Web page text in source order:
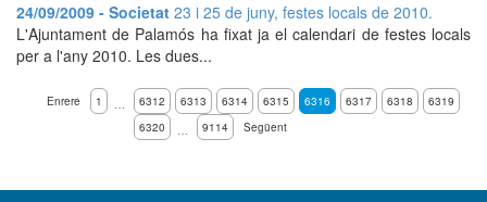
24/09/2009 - Societat 23 i 25 de juny, festes locals de 2010.
L'Ajuntament de Palamós ha fixat ja el calendari de festes locals
per a l'any 2010. Les dues...
Enrere 1 … 6312 6313 6314 6315 6316 6317 6318
6319
6320
… 9114 Següent